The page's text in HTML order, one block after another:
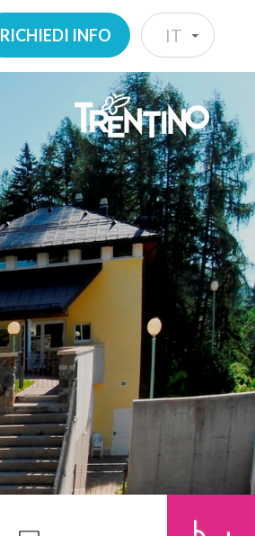
IT
IT
EN
DE
NL
RICHIEDI INFO
CERCA